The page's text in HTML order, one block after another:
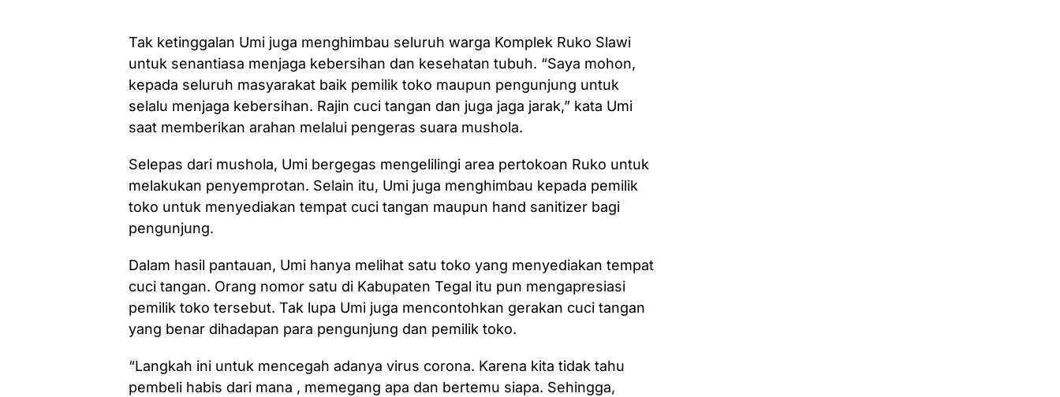
Tak ketinggalan Umi juga menghimbau seluruh warga Komplek Ruko Slawi
untuk senantiasa menjaga kebersihan dan kesehatan tubuh. “Saya mohon,
kepada seluruh masyarakat baik pemilik toko maupun pengunjung untuk
selalu menjaga kebersihan. Rajin cuci tangan dan juga jaga jarak,” kata Umi
saat memberikan arahan melalui pengeras suara mushola.
Selepas dari mushola, Umi bergegas mengelilingi area pertokoan Ruko untuk
melakukan penyemprotan. Selain itu, Umi juga menghimbau kepada pemilik
toko untuk menyediakan tempat cuci tangan maupun hand sanitizer bagi
pengunjung.
Dalam hasil pantauan, Umi hanya melihat satu toko yang menyediakan tempat
cuci tangan. Orang nomor satu di Kabupaten Tegal itu pun mengapresiasi
pemilik toko tersebut. Tak lupa Umi juga mencontohkan gerakan cuci tangan
yang benar dihadapan para pengunjung dan pemilik toko.
“Langkah ini untuk mencegah adanya virus corona. Karena kita tidak tahu
pembeli habis dari mana , memegang apa dan bertemu siapa. Sehingga,